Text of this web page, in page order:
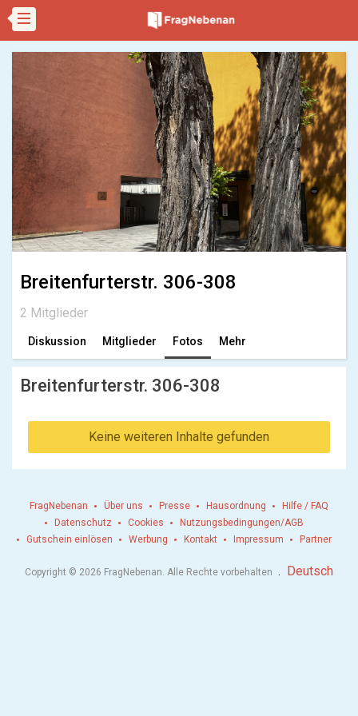
Breitenfurterstr. 306-308
2 Mitglieder
Diskussion Mitglieder Fotos Mehr
Breitenfurterstr. 306-308
Keine weiteren Inhalte gefunden
FragNebenan Über uns Presse Hausordnung
Hilfe / FAQ
Datenschutz
Cookies
Nutzungsbedingungen/AGB
Gutschein einlösen
Werbung Kontakt Impressum Partner
Copyright © 2026 FragNebenan. Alle Rechte vorbehalten . Deutsch